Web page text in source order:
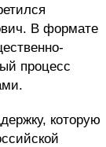
В формате
процесс
которую